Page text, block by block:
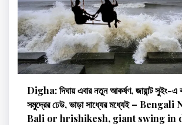
Digha: দিঘায় এবার নতুন আকর্ষণ, জায়ান্ট সুইং-এ
সমুদ্রের ঢেউ, ভাড়া সাধ্যের মধ্যেই –
Bali or hrishikesh, giant swing in